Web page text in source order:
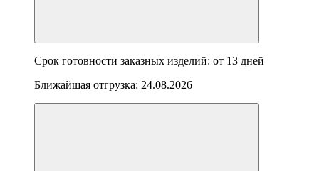
Срок готовности заказных изделий: от 13 дней
Ближайшая отгрузка: 24.08.2026